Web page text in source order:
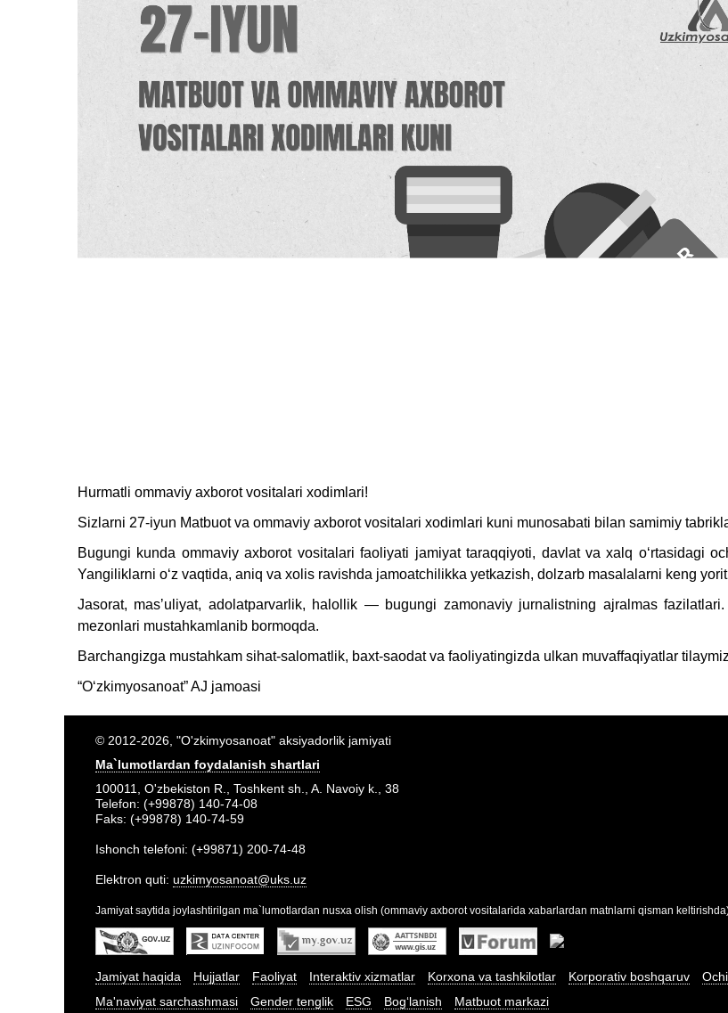
Hurmatli ommaviy axborot vositalari xodimlari!
Sizlarni 27-iyun Matbuot va ommaviy axborot vositalari xodimlari kuni munosabati bilan samimiy
Bugungi kunda ommaviy axborot vositalari faoliyati jamiyat taraqqiyoti, davlat va xalq oʻrtasidagi
Yangiliklarni oʻz vaqtida, aniq va xolis ravishda jamoatchilikka yetkazish, dolzarb masalalarni keng
Jasorat, masʼuliyat, adolatparvarlik, halollik — bugungi zamonaviy jurnalistning ajralmas
mezonlari mustahkamlanib bormoqda.
Barchangizga mustahkam sihat-salomatlik, baxt-saodat va faoliyatingizda ulkan muvaffaqiyatlar
“Oʻzkimyosanoat” AJ jamoasi
© 2012-2026, "O'zkimyosanoat" aksiyadorlik jamiyati
Ma`lumotlardan foydalanish shartlari
100011, O'zbekiston R., Toshkent sh., A. Navoiy k., 38
Telefon: (+99878) 140-74-08
Faks: (+99878) 140-74-59
Ishonch telefoni: (+99871) 200-74-48
Elektron quti: uzkimyosanoat@uks.uz
Jamiyat saytida joylashtirilgan ma`lumotlardan nusxa olish (ommaviy axborot vositalarida xabarlardan matnlarni qisman
Jamiyat haqida Hujjatlar Faoliyat Interaktiv xizmatlar Korxona va tashkilotlar Korporativ boshqaruv
Ma'naviyat sarchashmasi
Gender tenglik ESG Bog‘lanish Matbuot markazi